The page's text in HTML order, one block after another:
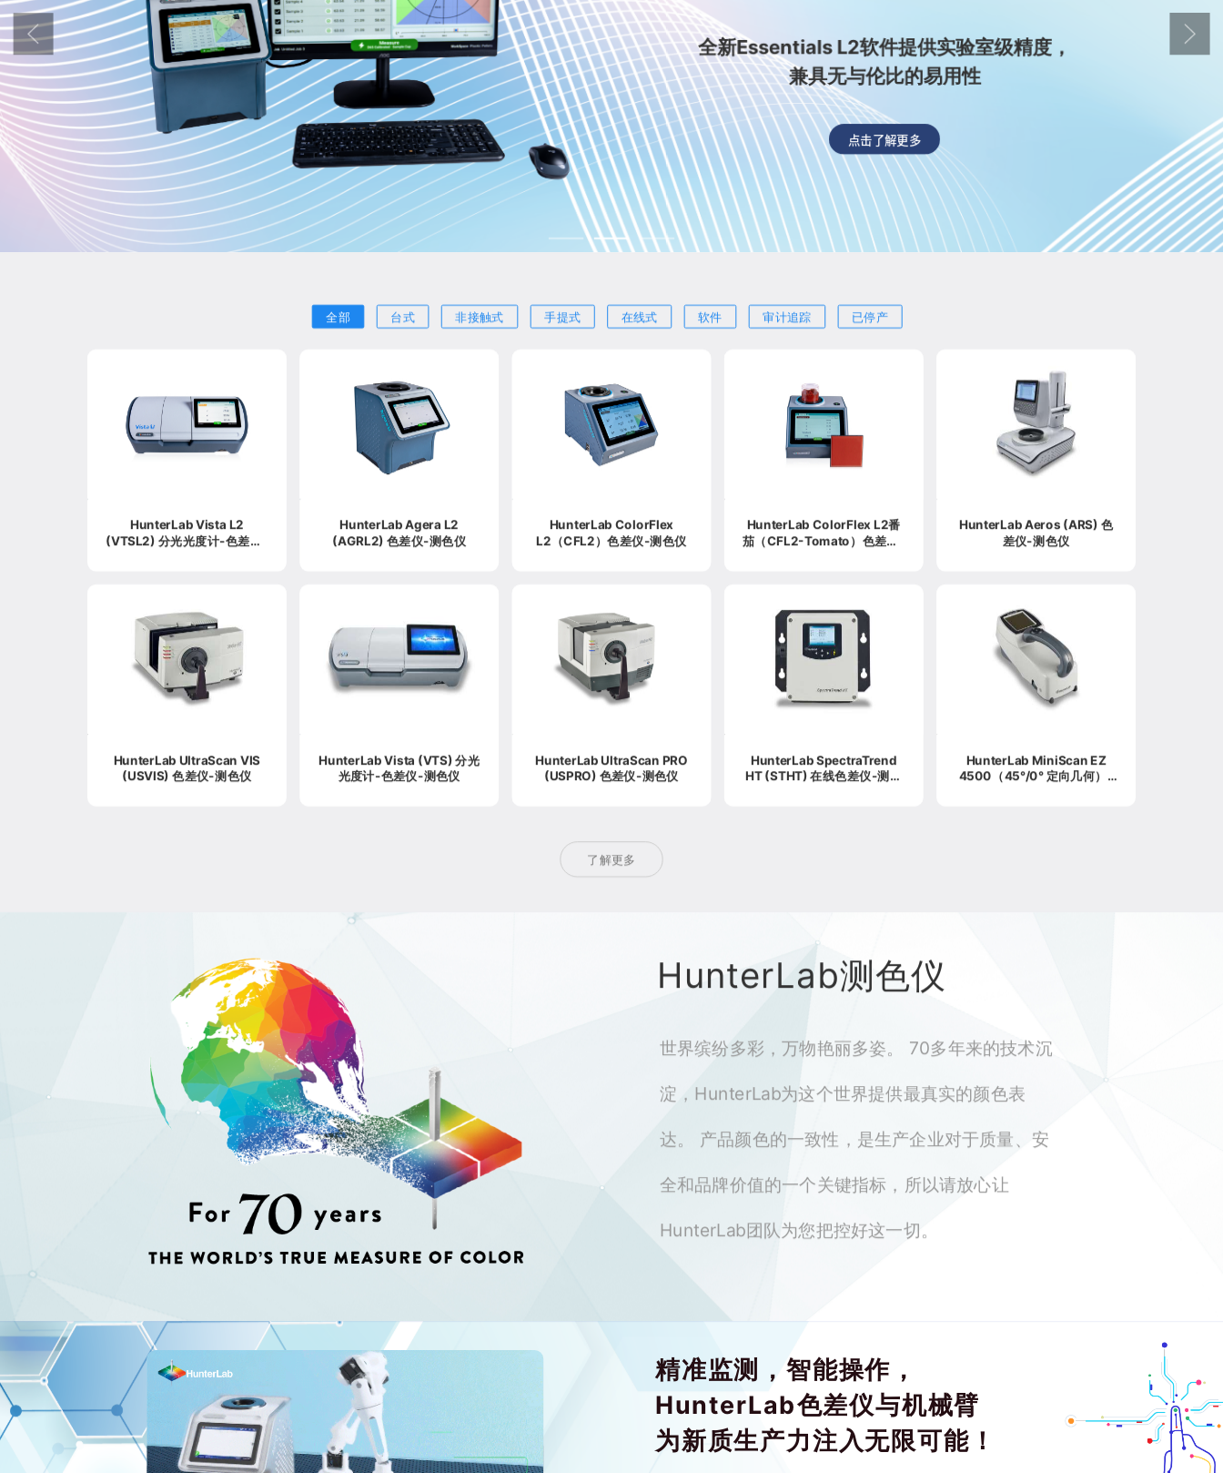
全新Essentials L2软件提供实验室级精度，
兼具无与伦比的易用性
点击了解更多
全部 台式 非接触式 手提式 在线式 软件 审计追踪 已停产
HunterLab Vista L2
(VTSL2) 分光光度计-色差仪-
HunterLab Agera L2
(AGRL2) 色差仪-测色仪
HunterLab ColorFlex
L2（CFL2）色差仪-测色仪
HunterLab ColorFlex L2番
茄（CFL2-Tomato）色差仪-
HunterLab Aeros (ARS) 色
差仪-测色仪
HunterLab UltraScan VIS
(USVIS) 色差仪-测色仪
HunterLab Vista (VTS) 分光
光度计-色差仪-测色仪
HunterLab UltraScan PRO
(USPRO) 色差仪-测色仪
HunterLab SpectraTrend
HT (STHT) 在线色差仪-测色
HunterLab MiniScan EZ
4500（45°/0° 定向几何）-
了解更多
HunterLab测色仪
世界缤纷多彩，万物艳丽多姿。 70多年来的技术沉
淀，HunterLab为这个世界提供最真实的颜色表
达。 产品颜色的一致性，是生产企业对于质量、安
全和品牌价值的一个关键指标，所以请放心让
HunterLab团队为您把控好这一切。
精准监测，智能操作，
HunterLab色差仪与机械臂
为新质生产力注入无限可能！